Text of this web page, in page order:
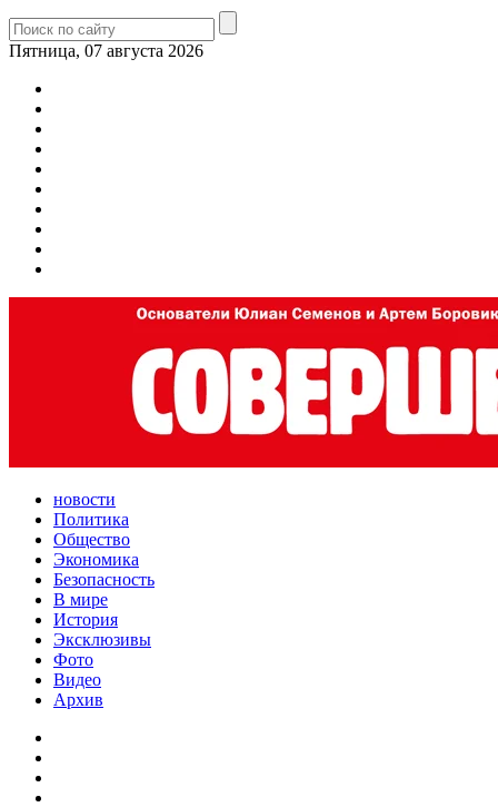
Пятница, 07 августа 2026
новости
Политика
Общество
Экономика
Безопасность
В мире
История
Эксклюзивы
Фото
Видео
Архив